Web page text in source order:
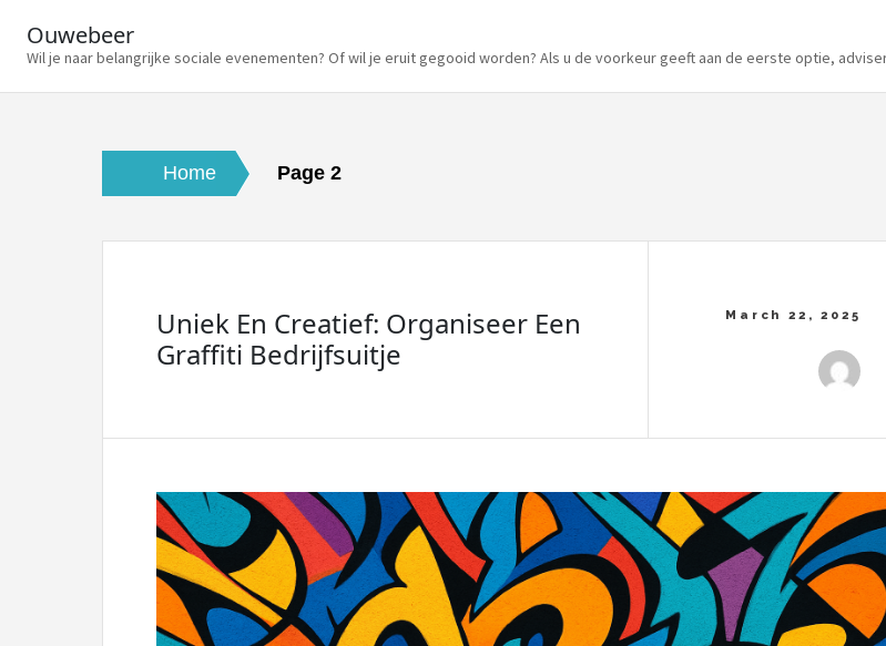
Ouwebeer
Wil je naar belangrijke sociale evenementen? Of wil je eruit gegooid worden? Als u de voorkeur geeft aan de eerste optie,
Home Page 2
Uniek En Creatief: Organiseer Een
Graffiti Bedrijfsuitje